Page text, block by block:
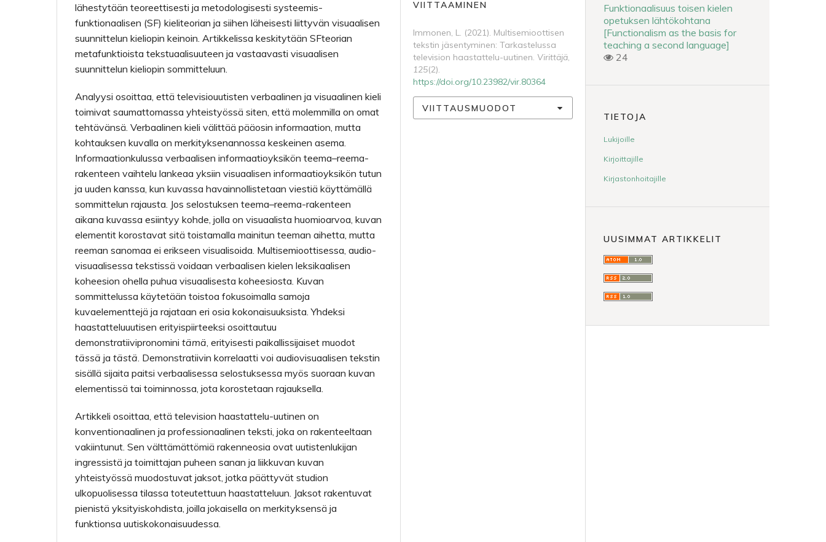
lähestytään teoreettisesti ja metodologisesti systeemis-
funktionaalisen (SF) kieliteorian ja siihen läheisesti liittyvän visuaalisen
suunnittelun kieliopin keinoin. Artikkelissa keskitytään SF­teorian
metafunktioista tekstuaalisuuteen ja vastaavasti visuaalisen
suunnittelun kieliopin sommitteluun.
Analyysi osoittaa, että televisiouutisten verbaalinen ja visuaalinen kieli
toimivat saumattomassa yhteistyössä siten, että molemmilla on omat
tehtävänsä. Verbaalinen kieli välittää pääosin informaation, mutta
kohtauksen kuvalla on merkityksenannossa keskeinen asema.
Informaationkulussa verbaalisen informaatioyksikön teema–reema-
rakenteen vaihtelu lankeaa yksiin visuaalisen informaatioyksikön tutun
ja uuden kanssa, kun kuvassa havainnollistetaan viestiä käyttämällä
sommittelun rajausta. Jos selostuksen teema–reema-rakenteen
aikana kuvassa esiintyy kohde, jolla on visuaalista huomioarvoa, kuvan
elementit korostavat sitä toistamalla mainitun teeman aihetta, mutta
reeman sanomaa ei erikseen visualisoida. Multisemioottisessa, audio­
visuaalisessa tekstissä voidaan verbaalisen kielen leksikaalisen
koheesion ohella puhua visuaalisesta koheesiosta. Kuvan
sommittelussa käytetään toistoa fokusoimalla samoja
kuvaelementtejä ja rajataan eri osia kokonaisuuksista. Yhdeksi
haastattelu­uutisen erityispiirteeksi osoittautuu
demonstratiivipronomini tämä, erityisesti paikallis­sijaiset muodot
tässä ja tästä. Demonstratiivin korrelaatti voi audiovisuaalisen tekstin
sisällä sijaita paitsi verbaalisessa selostuksessa myös suoraan kuvan
elementissä tai toiminnossa, jota korostetaan rajauksella.
Artikkeli osoittaa, että television haastattelu-uutinen on
konventionaalinen ja professionaalinen teksti, joka on rakenteeltaan
vakiintunut. Sen välttämättömiä rakenne­osia ovat uutistenlukijan
ingressistä ja toimittajan puheen sanan ja liikkuvan kuvan
yhteistyössä muodostuvat jaksot, jotka päättyvät studion
ulkopuolisessa tilassa toteutettuun haastatteluun. Jaksot rakentuvat
pienistä yksityiskohdista, joilla jokaisella on merkityksensä ja
funktionsa uutiskokonaisuudessa.
VIITTAAMINEN
Immonen, L. (2021). Multisemioottisen
tekstin jäsentyminen: Tarkastelussa
television haastattelu-uutinen. Virittäjä,
125(2).
https://doi.org/10.23982/vir.80364
VIITTAUSMUODOT
Funktionaalisuus toisen kielen
opetuksen lähtökohtana
[Functionalism as the basis for
teaching a second language]
24
TIETOJA
Lukijoille
Kirjoittajille
Kirjastonhoitajille
UUSIMMAT ARTIKKELIT